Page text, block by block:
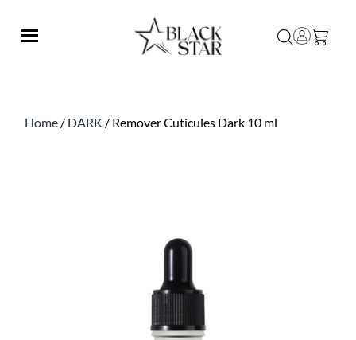
Home / DARK / Remover Cuticules Dark 10 ml